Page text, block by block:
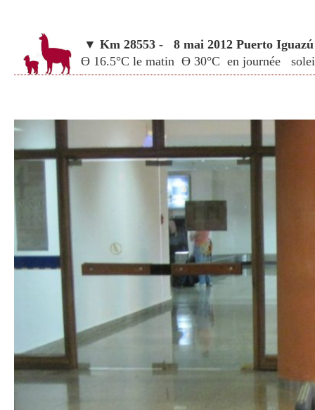
▼ Km 28553 - 8 mai 2012 Puerto Iguazú
Ө 16.5°C le matin Ө 30°C en journée